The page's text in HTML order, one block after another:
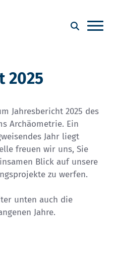
2025
Jahresbericht 2025 des
Archäometrie. Ein
Jahr liegt
freuen wir uns, Sie
Blick auf unsere
zu werfen.
unten auch die
Jahre.